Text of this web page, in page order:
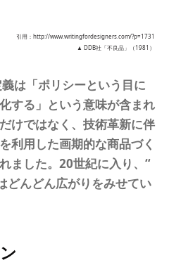
引用：http://www.writingfordesigners.com/?p=1731
▲ DDB社「不良品」（1981）
は 「ポリシーという目に
する」 という意味が含まれ
けではなく、技術革新に伴
利用した画期的な商品づく
ました。20世紀に入り、“
どんどん広がりをみせてい